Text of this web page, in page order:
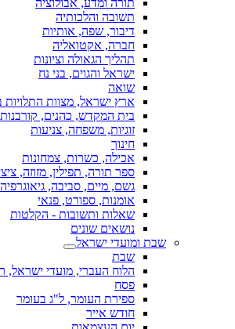
תורה ומדע, אבולוציה
תשובה והלכותיה
דיבור, שפה, אותיות
חברה, אקטואליה
תהליך הגאולה וציונות
ישראל והגוים, בני נח
שואה
ארץ ישראל, מצוות התלויות
בית המקדש, כהנים, קורבנות
זוגיות, משפחה, צניעות
חינוך
אכילה, כשרות, צמחונות
ספר תורה, תפילין, מזוזה,
גשם, מיים, סביבה, גיאוגרפיה
אומנות, ספורט, פנאי
שאלות ותשובות - הקלטות
נושאים שונים
שבת ומועדי ישראל
שבת
הלוח העברי, מועדי ישראל,
פסח
ספירת העומר, ל"ג בעומר
חודש אייר